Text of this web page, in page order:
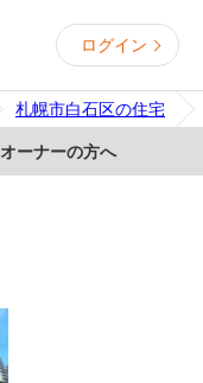
ログイン
札幌市白石区の住宅
オーナーの方へ